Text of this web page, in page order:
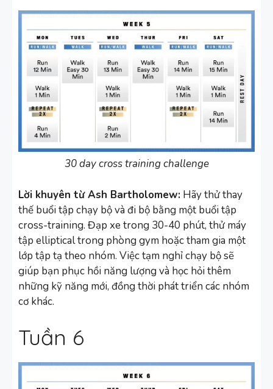
30 day cross training challenge
Lời khuyên từ Ash Bartholomew: Hãy thử thay
thế buổi tập chạy bộ và đi bộ bằng một buổi tập
cross-training. Đạp xe trong 30-40 phút, thử máy
tập elliptical trong phòng gym hoặc tham gia một
lớp tập tạ theo nhóm. Việc tạm nghỉ chạy bộ sẽ
giúp bạn phục hồi năng lượng và học hỏi thêm
những kỹ năng mới, đồng thời phát triển các nhóm
cơ khác.
Tuần 6